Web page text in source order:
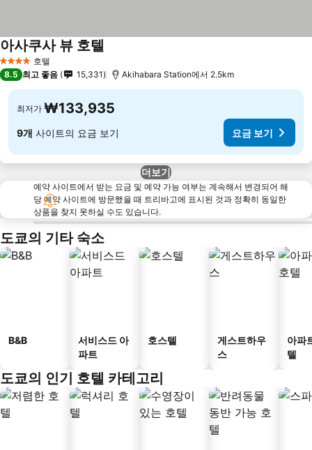
4 성급 호텔
아사쿠사 뷰 호텔
8.5 최고 좋음 15,331 Akihabara Station에서 2.5km
최저가 ₩133,935
9개 사이트의 요금 보기 요금 보기
더보기
예약 사이트에서 받는 요금 및 예약 가능 여부는 계속해서 변경되어 해
당 예약 사이트에 방문했을 때 트리바고에 표시된 것과 정확히 동일한
상품을 찾지 못하실 수도 있습니다.
도쿄의 기타 숙소
B&B
서비스드 아
파트
호스텔
게스트하우
스
아파
텔
도쿄의 인기 호텔 카테고리